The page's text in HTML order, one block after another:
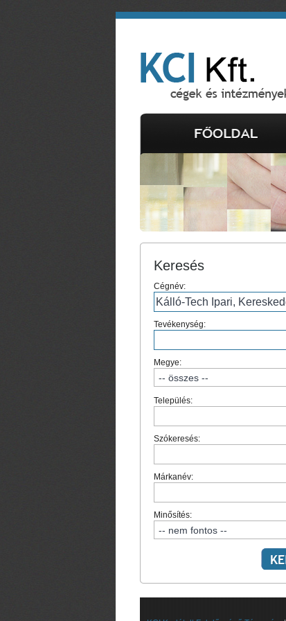
Keresés
Cégnév:
Tevékenység:
Megye:
Település:
Szókeresés:
Márkanév:
Minősítés: